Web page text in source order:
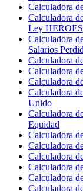
Calculadora
Calculadora
Ley HEROES
Calculadora
Salarios
Calculadora
Calculadora
Calculadora
Calculadora
Unido
Calculadora
Equidad
Calculadora
Calculadora
Calculadora
Calculadora
Calculadora
Calculadora